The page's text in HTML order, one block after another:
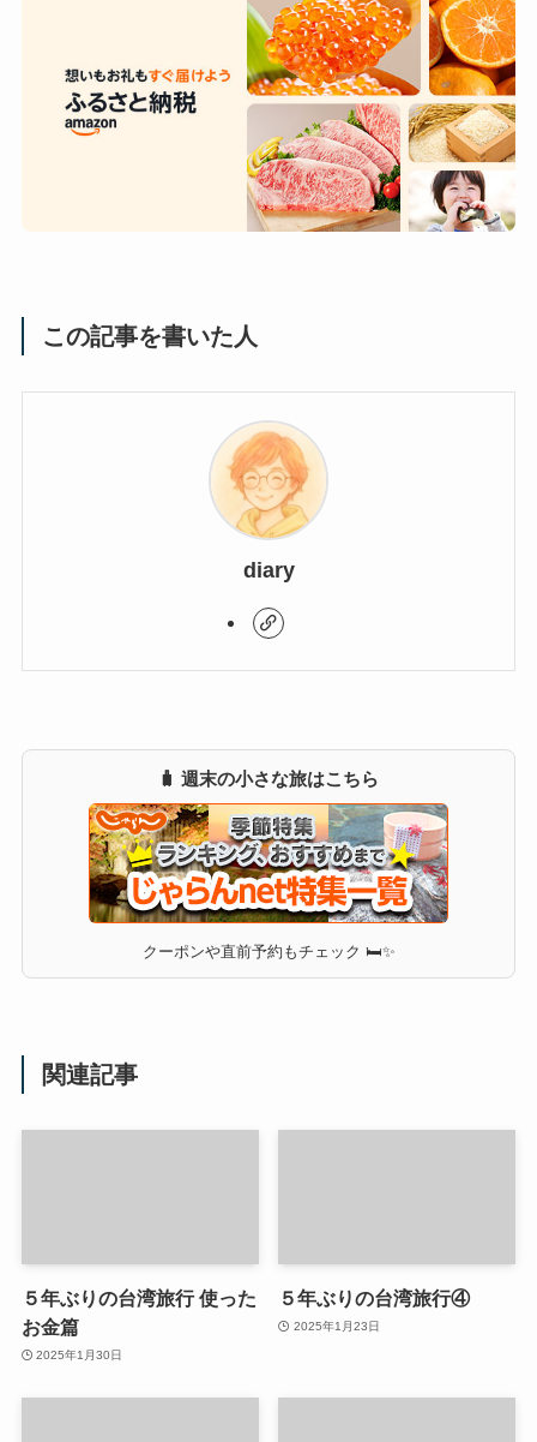
この記事を書いた人
diary
🧳 週末の小さな旅はこちら
クーポンや直前予約もチェック 🛏✨
関連記事
５年ぶりの台湾旅行 使った
お金篇
2025年1月30日
５年ぶりの台湾旅行④
2025年1月23日